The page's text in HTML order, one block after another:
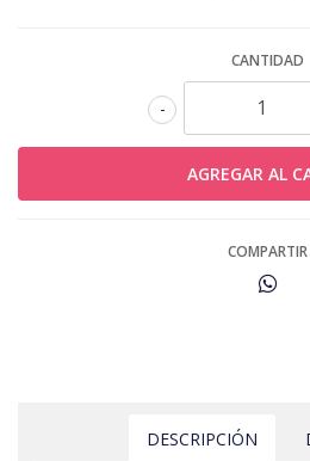
CANTIDAD
-
COMPARTIR
DESCRIPCIÓN